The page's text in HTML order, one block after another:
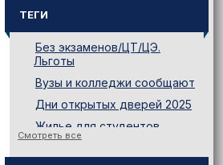
ТЕГИ
Без экзаменов/ЦТ/ЦЭ.
Льготы
Вузы и колледжи сообщают
Дни открытых дверей 2025
Жилье для студентов
Смотреть все